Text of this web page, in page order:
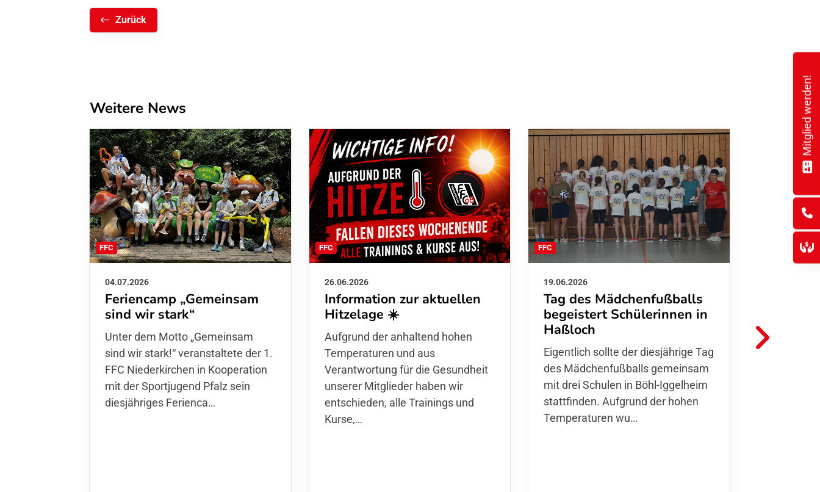
Zurück
Weitere News
FFC
04.07.2026
Feriencamp „Gemeinsam
sind wir stark“
Unter dem Motto „Gemeinsam sind
wir stark!“ veranstaltete der 1. FFC
Niederkirchen in Kooperation mit
der Sportjugend Pfalz sein
diesjähriges Ferienca…
FFC
26.06.2026
Information zur aktuellen
Hitzelage ☀️
Aufgrund der anhaltend hohen
Temperaturen und aus
Verantwortung für die Gesundheit
unserer Mitglieder haben wir
entschieden, alle Trainings und
Kurse,…
FFC
19.06.2026
Tag des Mädchenfußballs
begeistert Schülerinnen in
Haßloch
Eigentlich sollte der diesjährige Tag
des Mädchenfußballs gemeinsam
mit drei Schulen in Böhl-Iggelheim
stattfinden. Aufgrund der hohen
Temperaturen wu…
Hoffmann
Mitglied werden!